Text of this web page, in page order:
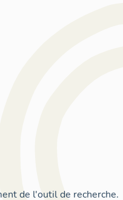
de l'outil de recherche.